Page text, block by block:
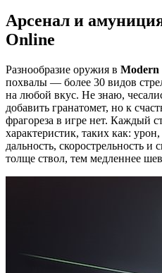
Арсенал и
Online
Разнообразие оружия в Modern
похвалы — более 30 видов
на любой вкус. Не знаю,
добавить гранатомет, но к
фрагореза в игре нет. Каждый
характеристик, таких как:
дальность, скорострельность и
толще ствол, тем медленнее